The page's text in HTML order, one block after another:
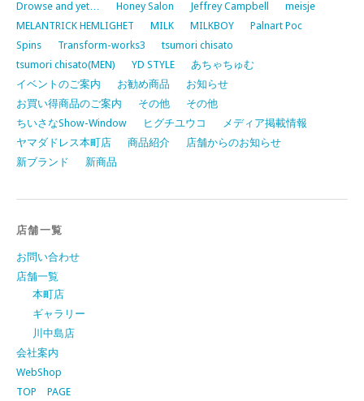
Drowse and yet…
Honey Salon Jeffrey Campbell
meisje
MELANTRICK HEMLIGHET
MILK MILKBOY
Palnart Poc
Spins
Transform-works3
tsumori chisato
tsumori chisato(MEN)
YD STYLE
あちゃちゅむ
イベントのご案内
お勧め商品
お知らせ
お買い得商品のご案内
その他
その他
ちいさなShow-Window
ヒグチユウコ
メディア掲載情報
ヤマダドレス本町店
商品紹介
店舗からのお知らせ
新ブランド
新商品
店舗一覧
お問い合わせ
店舗一覧
本町店
ギャラリー
川中島店
会社案内
WebShop
TOP PAGE